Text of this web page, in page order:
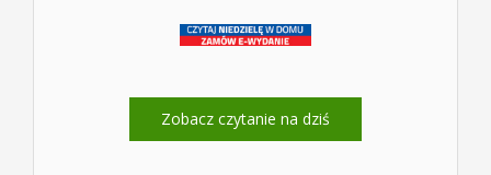
Zobacz czytanie na dziś